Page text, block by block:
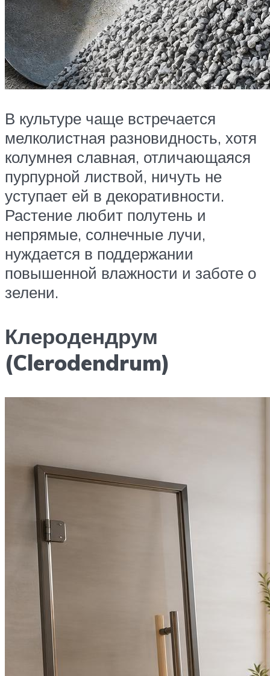
В культуре чаще встречается
мелколистная разновидность, хотя
колумнея славная, отличающаяся
пурпурной листвой, ничуть не
уступает ей в декоративности.
Растение любит полутень и
непрямые, солнечные лучи,
нуждается в поддержании
повышенной влажности и заботе о
зелени.
Клеродендрум
(Clerodendrum)